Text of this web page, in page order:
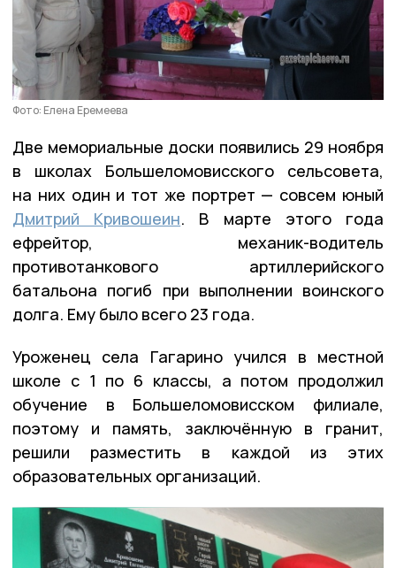
Фото: Елена Еремеева
Две мемориальные доски появились 29 ноября
в школах Большеломовисского сельсовета,
на них один и тот же портрет — совсем юный
Дмитрий Кривошеин. В марте этого года
ефрейтор, механик-водитель
противотанкового артиллерийского
батальона погиб при выполнении воинского
долга. Ему было всего 23 года.
Уроженец села Гагарино учился в местной
школе с 1 по 6 классы, а потом продолжил
обучение в Большеломовисском филиале,
поэтому и память, заключённую в гранит,
решили разместить в каждой из этих
образовательных организаций.